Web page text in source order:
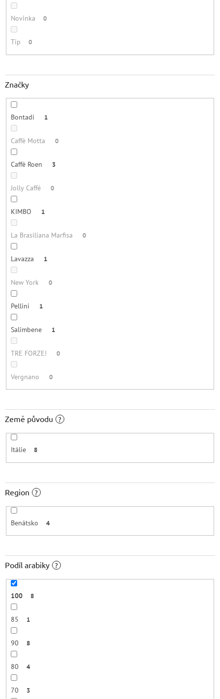
Novinka 0
Tip 0
Značky
Bontadi 1
Caffè Motta 0
Caffè Roen 3
Jolly Caffé 0
KIMBO 1
La Brasiliana Marfisa 0
Lavazza 1
New York 0
Pellini 1
Salimbene 1
TRE FORZE! 0
Vergnano 0
Země původu ?
Itálie 8
Region ?
Benátsko 4
Podíl arabiky ?
100 8
85 1
90 8
80 4
70 3